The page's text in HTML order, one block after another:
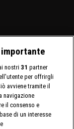
nostri31 partner
per offrirgli
avviene tramite il
navigazione
il consenso e
di un interesse